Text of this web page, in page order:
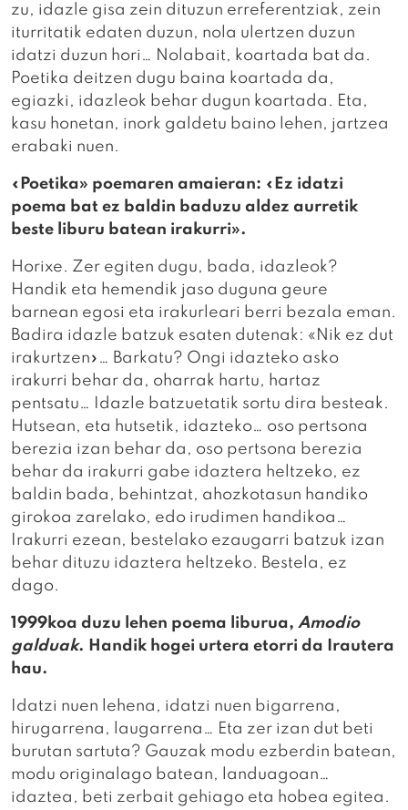
zu, idazle gisa zein dituzun erreferentziak, zein
iturritatik edaten duzun, nola ulertzen duzun
idatzi duzun hori… Nolabait, koartada bat da.
Poetika deitzen dugu baina koartada da,
egiazki, idazleok behar dugun koartada. Eta,
kasu honetan, inork galdetu baino lehen, jartzea
erabaki nuen.
«Poetika» poemaren amaieran: «Ez idatzi
poema bat ez baldin baduzu aldez aurretik
beste liburu batean irakurri».
Horixe. Zer egiten dugu, bada, idazleok?
Handik eta hemendik jaso duguna geure
barnean egosi eta irakurleari berri bezala eman.
Badira idazle batzuk esaten dutenak: «Nik ez dut
irakurtzen»… Barkatu? Ongi idazteko asko
irakurri behar da, oharrak hartu, hartaz
pentsatu… Idazle batzuetatik sortu dira besteak.
Hutsean, eta hutsetik, idazteko… oso pertsona
berezia izan behar da, oso pertsona berezia
behar da irakurri gabe idaztera heltzeko, ez
baldin bada, behintzat, ahozkotasun handiko
girokoa zarelako, edo irudimen handikoa…
Irakurri ezean, bestelako ezaugarri batzuk izan
behar dituzu idaztera heltzeko. Bestela, ez
dago.
1999koa duzu lehen poema liburua, Amodio
galduak. Handik hogei urtera etorri da Irautera
hau.
Idatzi nuen lehena, idatzi nuen bigarrena,
hirugarrena, laugarrena… Eta zer izan dut beti
burutan sartuta? Gauzak modu ezberdin batean,
modu originalago batean, landuagoan…
idaztea, beti zerbait gehiago eta hobea egitea.